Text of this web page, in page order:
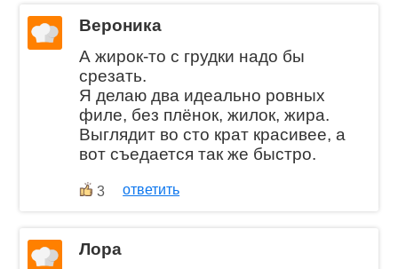
Вероника
А жирок-то с грудки надо бы
срезать.
Я делаю два идеально ровных
филе, без плёнок, жилок, жира.
Выглядит во сто крат красивее, а
вот съедается так же быстро.
3 ответить
Лора